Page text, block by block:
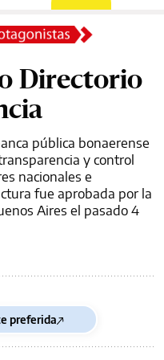
Directorio
pública bonaerense
y control
nacionales e
fue aprobada por la
Aires el pasado 4
preferida